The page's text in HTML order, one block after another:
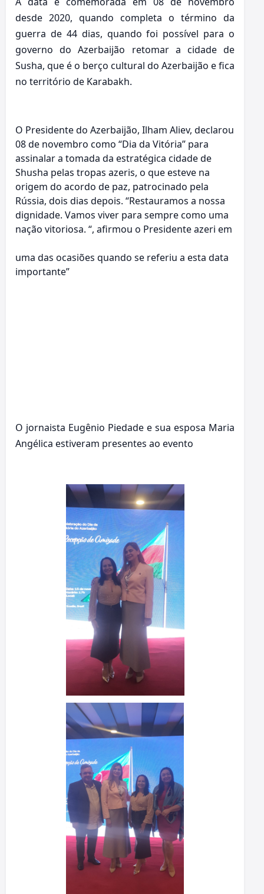
desde 2020, quando completa o término da
guerra de 44 dias, quando foi possível para o
governo do Azerbaijão retomar a cidade de
Susha, que é o berço cultural do Azerbaijão e fica
no território de Karabakh.
O Presidente do Azerbaijão, Ilham Aliev, declarou
08 de novembro como “Dia da Vitória” para
assinalar a tomada da estratégica cidade de
Shusha pelas tropas azeris, o que esteve na
origem do acordo de paz, patrocinado pela
Rússia, dois dias depois. “Restauramos a nossa
dignidade. Vamos viver para sempre como uma
nação vitoriosa. “, afirmou o Presidente azeri em
uma das ocasiões quando se referiu a esta data
importante”
O jornaista Eugênio Piedade e sua esposa Maria
Angélica estiveram presentes ao evento